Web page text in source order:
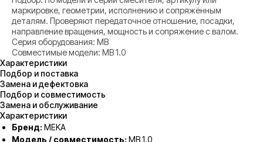
маркировке, геометрии, исполнению и сопряжённым
деталям. Проверяют передаточное отношение, посадки,
направление вращения, мощность и сопряжение с валом.
Серия оборудования: MB
Совместимые модели: MB 1.0
Характеристики
Подбор и поставка
Замена и дефектовка
Подбор и совместимость
Замена и обслуживание
Характеристики
Бренд: MEKA
Модель / совместимость: MB 1.0